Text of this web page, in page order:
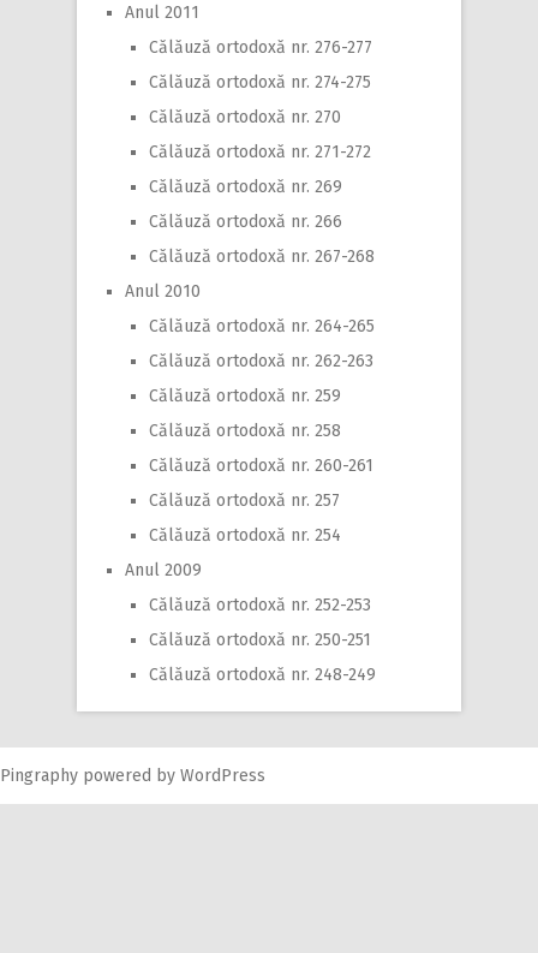
Anul 2011
Călăuză ortodoxă nr. 276-277
Călăuză ortodoxă nr. 274-275
Călăuză ortodoxă nr. 270
Călăuză ortodoxă nr. 271-272
Călăuză ortodoxă nr. 269
Călăuză ortodoxă nr. 266
Călăuză ortodoxă nr. 267-268
Anul 2010
Călăuză ortodoxă nr. 264-265
Călăuză ortodoxă nr. 262-263
Călăuză ortodoxă nr. 259
Călăuză ortodoxă nr. 258
Călăuză ortodoxă nr. 260-261
Călăuză ortodoxă nr. 257
Călăuză ortodoxă nr. 254
Anul 2009
Călăuză ortodoxă nr. 252-253
Călăuză ortodoxă nr. 250-251
Călăuză ortodoxă nr. 248-249
Pingraphy powered by WordPress